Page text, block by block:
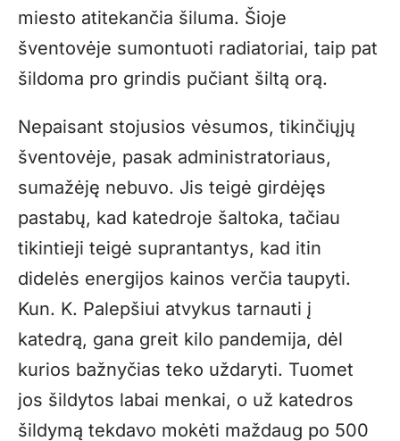
miesto atitekančia šiluma. Šioje
šventovėje sumontuoti radiatoriai, taip pat
šildoma pro grindis pučiant šiltą orą.
Nepaisant stojusios vėsumos, tikinčiųjų
šventovėje, pasak administratoriaus,
sumažėję nebuvo. Jis teigė girdėjęs
pastabų, kad katedroje šaltoka, tačiau
tikintieji teigė suprantantys, kad itin
didelės energijos kainos verčia taupyti.
Kun. K. Palepšiui atvykus tarnauti į
katedrą, gana greit kilo pandemija, dėl
kurios bažnyčias teko uždaryti. Tuomet
jos šildytos labai menkai, o už katedros
šildymą tekdavo mokėti maždaug po 500